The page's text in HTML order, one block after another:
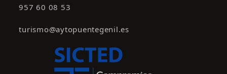
957 60 08 53
turismo@aytopuentegenil.es